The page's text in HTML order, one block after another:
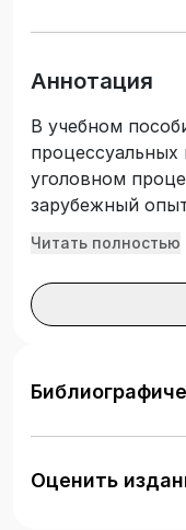
Аннотация
В учебном
уголовном
зарубежный
процессуальных
для
юридических
и
Читать полностью
Оценить